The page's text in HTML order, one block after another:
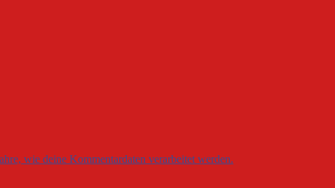
wie deine Kommentardaten verarbeitet werden.